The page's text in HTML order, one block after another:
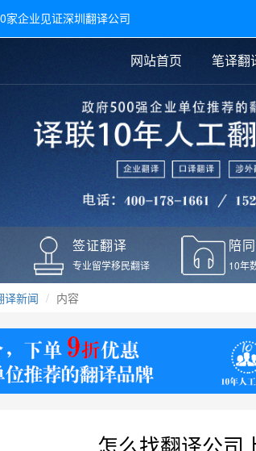
企业见证深圳翻译公司
网站首页 笔译翻
文件翻译 医学翻译 法律
广交会翻译 交替传译 同
种翻译
日语翻译
德语翻译
老挝语翻译
签证材料翻译
银行流水翻译
驾照翻译
疫苗本翻译
新冠疫苗接种证明翻译
核酸检测报告英文版翻
译
口译新闻
翻译新闻
签证翻译
专业留学移民翻译
陪
10年
译新闻 内容
怎么找翻译公司